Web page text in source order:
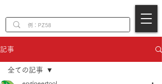
記事
全ての記事